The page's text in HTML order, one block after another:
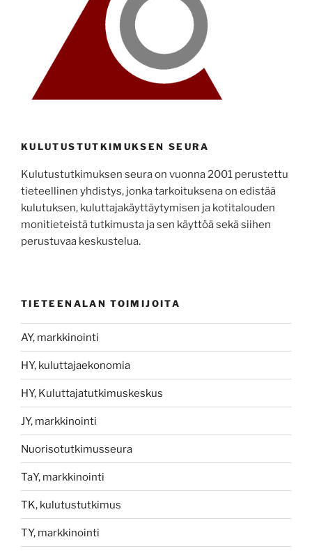
KULUTUSTUTKIMUKSEN SEURA
Kulutustutkimuksen seura on vuonna 2001 perustettu
tieteellinen yhdistys, jonka tarkoituksena on edistää
kulutuksen, kuluttajakäyttäytymisen ja kotitalouden
monitieteistä tutkimusta ja sen käyttöä sekä siihen
perustuvaa keskustelua.
TIETEENALAN TOIMIJOITA
AY, markkinointi
HY, kuluttajaekonomia
HY, Kuluttajatutkimuskeskus
JY, markkinointi
Nuorisotutkimusseura
TaY, markkinointi
TK, kulutustutkimus
TY, markkinointi